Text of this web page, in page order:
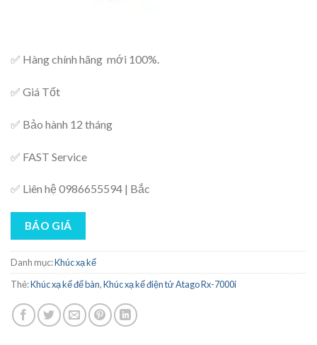
✅ Hàng chính hãng mới 100%.
✅ Giá Tốt
✅ Bảo hành 12 tháng
✅ FAST Service
✅ Liên hệ 0986655594 | Bắc
BÁO GIÁ
Danh mục:Khúc xạ kế
Thẻ:Khúc xạ kế để bàn,Khúc xạ kế điện tử Atago Rx-7000i